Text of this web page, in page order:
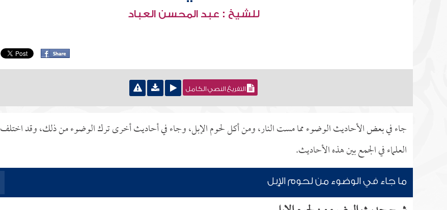
للشيخ : عبد المحسن العباد
التفريغ النصي الكامل
جاء في بعض الأحاديث الوضوء مما مست النار، ومن أكل لحوم الإبل، وجاء في أحاديث أخرى ترك الوضوء من ذلك، وقد اختلف
العلماء في الجمع بين هذه الأحاديث.
ما جاء في الوضوء من لحوم الإبل